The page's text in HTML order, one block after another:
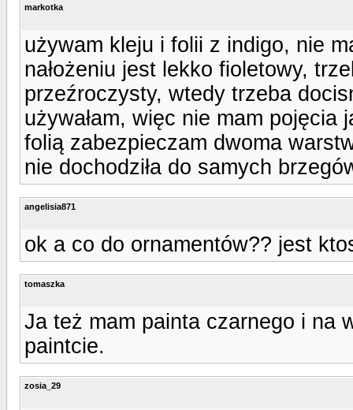
markotka
używam kleju i folii z indigo, nie
nałożeniu jest lekko fioletowy,
przeźroczysty, wtedy trzeba
używałam, więc nie mam
folią zabezpieczam dwoma
nie dochodziła do samych
angelisia871
ok a co do ornamentów?? jest
tomaszka
Ja też mam painta czarnego i na
paintcie.
zosia_29